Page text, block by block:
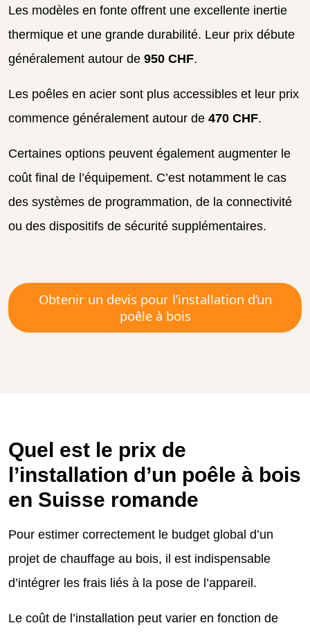
Les modèles en fonte offrent une excellente inertie
thermique et une grande durabilité. Leur prix débute
généralement autour de 950 CHF.
Les poêles en acier sont plus accessibles et leur prix
commence généralement autour de 470 CHF.
Certaines options peuvent également augmenter le
coût final de l’équipement. C’est notamment le cas
des systèmes de programmation, de la connectivité
ou des dispositifs de sécurité supplémentaires.
Obtenir un devis pour l’installation d’un
poêle à bois
Quel est le prix de
l’installation d’un poêle à bois
en Suisse romande
Pour estimer correctement le budget global d’un
projet de chauffage au bois, il est indispensable
d’intégrer les frais liés à la pose de l’appareil.
Le coût de l’installation peut varier en fonction de